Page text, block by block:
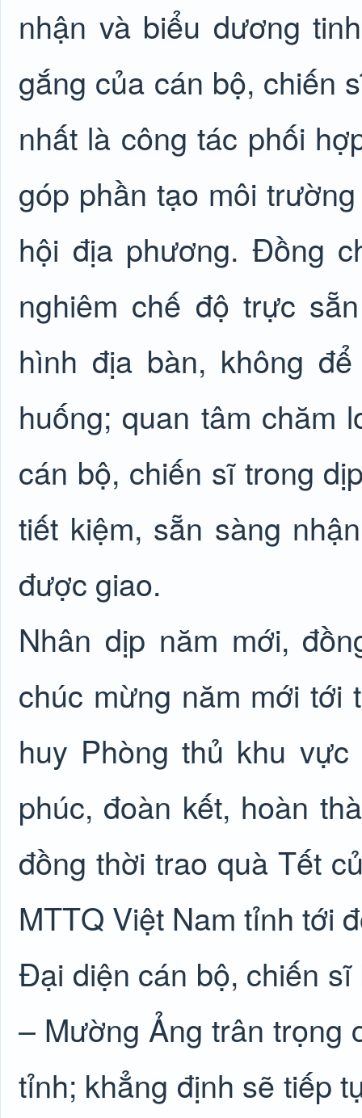
nhận và biểu dương
gắng của cán bộ, chiến
nhất là công tác phối
góp phần tạo môi
hội địa phương. Đồng
nghiêm chế độ trực
hình địa bàn, không
huống; quan tâm chăm
cán bộ, chiến sĩ trong
tiết kiệm, sẵn sàng
được giao.
Nhân dịp năm mới,
chúc mừng năm mới tới
huy Phòng thủ khu
phúc, đoàn kết, hoàn
đồng thời trao quà Tết
MTTQ Việt Nam tỉnh tới
Đại diện cán bộ, chiến
– Mường Ảng trân trọng
tỉnh; khẳng định sẽ tiếp